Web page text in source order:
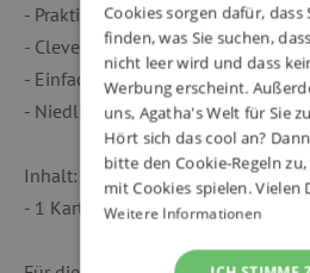
- Praktisch: So hat man seine
- Clever: für Kinderhände geeignet.
- Einfach zu benutzen, beschädigt
- Niedlich: ein niedlicher
Inhalt:
- 1 Kartenhalter aus Kunststoff
Cookies sorgen dafür, dass
finden, was Sie suchen,
nicht leer wird und dass
Werbung erscheint.
uns, Agatha's Welt für Sie
Hört sich das cool an?
bitte den Cookie-Regeln
mit Cookies spielen. Vielen
Weitere Informationen